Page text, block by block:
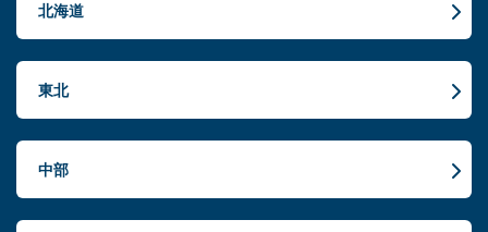
北海道
東北
中部